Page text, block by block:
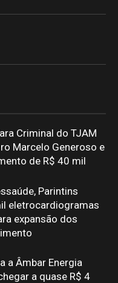
Criminal do TJAM
Marcelo Generoso e
de R$ 40 mil
Parintins
eletrocardiogramas
expansão dos
a Âmbar Energia
a quase R$ 4